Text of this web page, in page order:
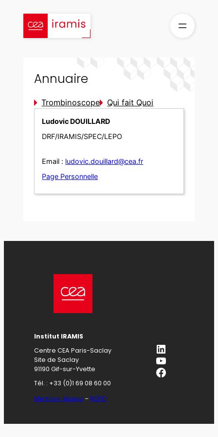
contenu
Annuaire
Trombinoscope Qui fait Quoi
Ludovic DOUILLARD
DRF/IRAMIS/SPEC/LEPO
Email : ludovic.douillard@cea.fr
Page Personnelle
Institut IRAMIS
Centre CEA Paris-Saclay
Site de Saclay
91190 Gif-sur-Yvette
Tél. : +33 (0)1 69 08 60 00
Mentions légales – RGPD
LinkedIn
YouTube
Facebook